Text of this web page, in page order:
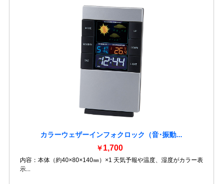
カラーウェザーインフォクロック（音･振動...
￥ 1,700
内容：本体（約40×80×140㎜）×1 天気予報や温度、湿度がカラー表
示...